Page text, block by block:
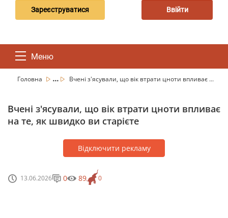
Зареєструватися Ввійти
Меню
Головна ... Вчені з'ясували, що вік втрати цноти впливає ...
Вчені з'ясували, що вік втрати цноти впливає
на те, як швидко ви старієте
Відключити рекламу
13.06.2026 0
0 89